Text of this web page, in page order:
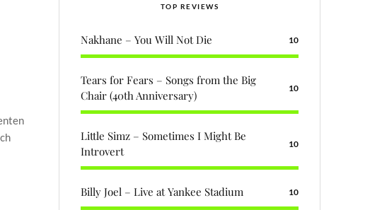
TOP REVIEWS
Nakhane – You Will Not Die 10
Tears for Fears – Songs from the Big
Chair (40th Anniversary)
10
Little Simz – Sometimes I Might Be
Introvert
10
Billy Joel – Live at Yankee Stadium 10